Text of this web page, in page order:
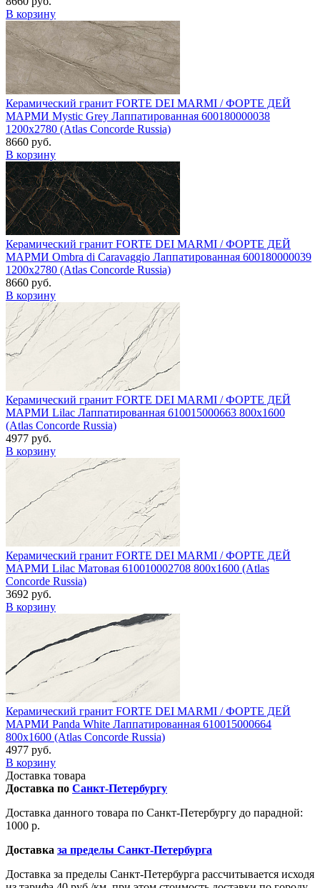
В корзину
Керамический гранит FORTE DEI MARMI / ФОРТЕ ДЕЙ
МАРМИ Mystic Grey Лаппатированная 600180000038
1200x2780 (Atlas Concorde Russia)
8660 руб.
В корзину
Керамический гранит FORTE DEI MARMI / ФОРТЕ ДЕЙ
МАРМИ Ombra di Caravaggio Лаппатированная 600180000039
1200x2780 (Atlas Concorde Russia)
8660 руб.
В корзину
Керамический гранит FORTE DEI MARMI / ФОРТЕ ДЕЙ
МАРМИ Lilac Лаппатированная 610015000663 800x1600
(Atlas Concorde Russia)
4977 руб.
В корзину
Керамический гранит FORTE DEI MARMI / ФОРТЕ ДЕЙ
МАРМИ Lilac Матовая 610010002708 800x1600 (Atlas
Concorde Russia)
3692 руб.
В корзину
Керамический гранит FORTE DEI MARMI / ФОРТЕ ДЕЙ
МАРМИ Panda White Лаппатированная 610015000664
800x1600 (Atlas Concorde Russia)
4977 руб.
В корзину
Доставка товара
Доставка по Санкт-Петербургу
Доставка данного товара по Санкт-Петербургу до парадной:
1000 р.
Доставка за пределы Санкт-Петербурга
Доставка за пределы Санкт-Петербурга рассчитывается исходя